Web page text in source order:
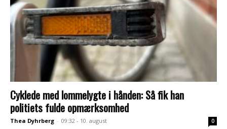
Cyklede med lommelygte i hånden: Så fik han
politiets fulde opmærksomhed
Thea Dyhrberg - 09:32 - 10. august 0